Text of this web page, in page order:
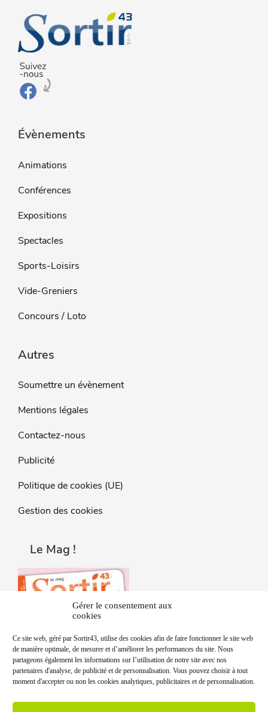
Gérer le consentement aux
cookies
Ce site web, géré par Sortir43, utilise des cookies afin de faire fonctionner le site web
de manière optimale, de mesurer et d’améliorer les performances du site. Nous
partageons également les informations sur l’utilisation de notre site avec nos
partenaires d'analyse, de publicité et de personnalisation. Vous pouvez choisir à tout
moment d'accepter ou non les cookies analytiques, publicitaires et de personnalisation.
Évènements
Animations
Conférences
Expositions
Spectacles
Sports-Loisirs
Vide-Greniers
Concours / Loto
Autres
Soumettre un évènement
Mentions légales
Contactez-nous
Publicité
Politique de cookies (UE)
Gestion des cookies
Le Mag !